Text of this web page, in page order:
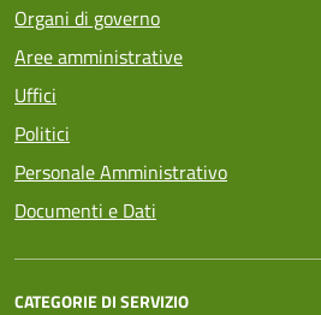
Organi di governo
Aree amministrative
Uffici
Politici
Personale Amministrativo
Documenti e Dati
CATEGORIE DI SERVIZIO